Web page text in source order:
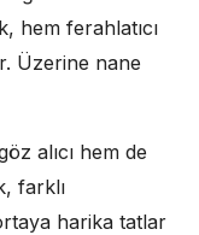
hem ferahlatıcı
Üzerine nane
alıcı hem de
farklı
harika tatlar